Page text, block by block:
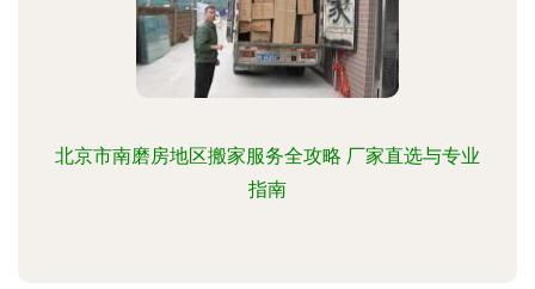
北京市南磨房地区搬家服务全攻略 厂家直选与专业
指南